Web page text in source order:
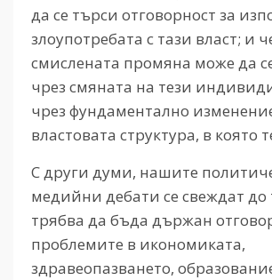
да се търси отговорност за
злоупотребата с тази власт; и
смислената промяна може да
чрез смяната на тези
чрез фундаментално
властовата структура, в която
С други думи, нашите
медийни дебати се свеждат до
трябва да бъда държан
проблемите в икономиката,
здравеопазването,